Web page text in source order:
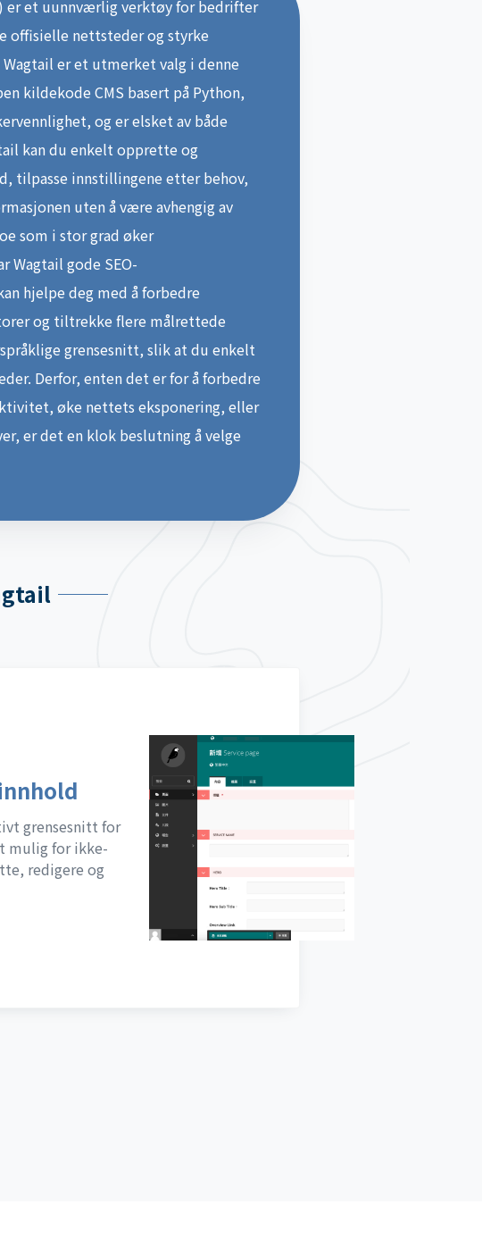
er et uunnværlig verktøy for bedrifter
offisielle nettsteder og styrke
er et utmerket valg i denne
kildekode CMS basert på Python,
og er elsket av både
kan du enkelt opprette og
tilpasse innstillingene etter behov,
uten å være avhengig av
som i stor grad øker
Wagtail gode SEO-
hjelpe deg med å forbedre
og tiltrekke flere målrettede
grensesnitt, slik at du enkelt
Derfor, enten det er for å forbedre
øke nettets eksponering, eller
er det en klok beslutning å velge
grensesnitt for
mulig for ikke-
redigere og